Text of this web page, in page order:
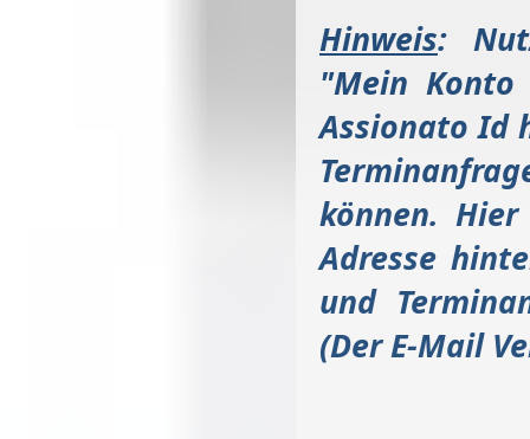
Hinweis:
"Mein
Assionato Id
können.
Adresse
und
(Der E-Mail